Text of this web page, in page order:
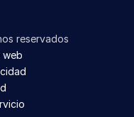
reservados
web